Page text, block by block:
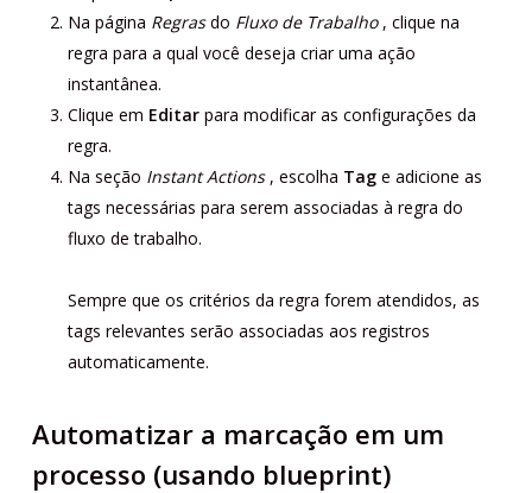
Na página Regrasdo Fluxo de Trabalho, clique na
regra para a qual você deseja criar uma ação
instantânea.
Clique em Editarpara modificar as configurações da
regra.
Na seção Instant Actions, escolha Tage adicione as
tags necessárias para serem associadas à regra do
fluxo de trabalho.
Sempre que os critérios da regra forem atendidos, as
tags relevantes serão associadas aos registros
automaticamente.
Automatizar a marcação em um
processo (usando blueprint)